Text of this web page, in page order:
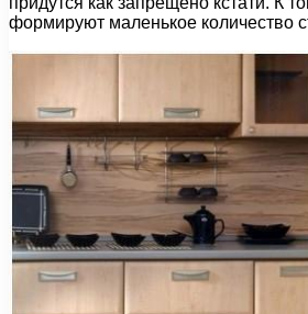
формируют маленькое количество